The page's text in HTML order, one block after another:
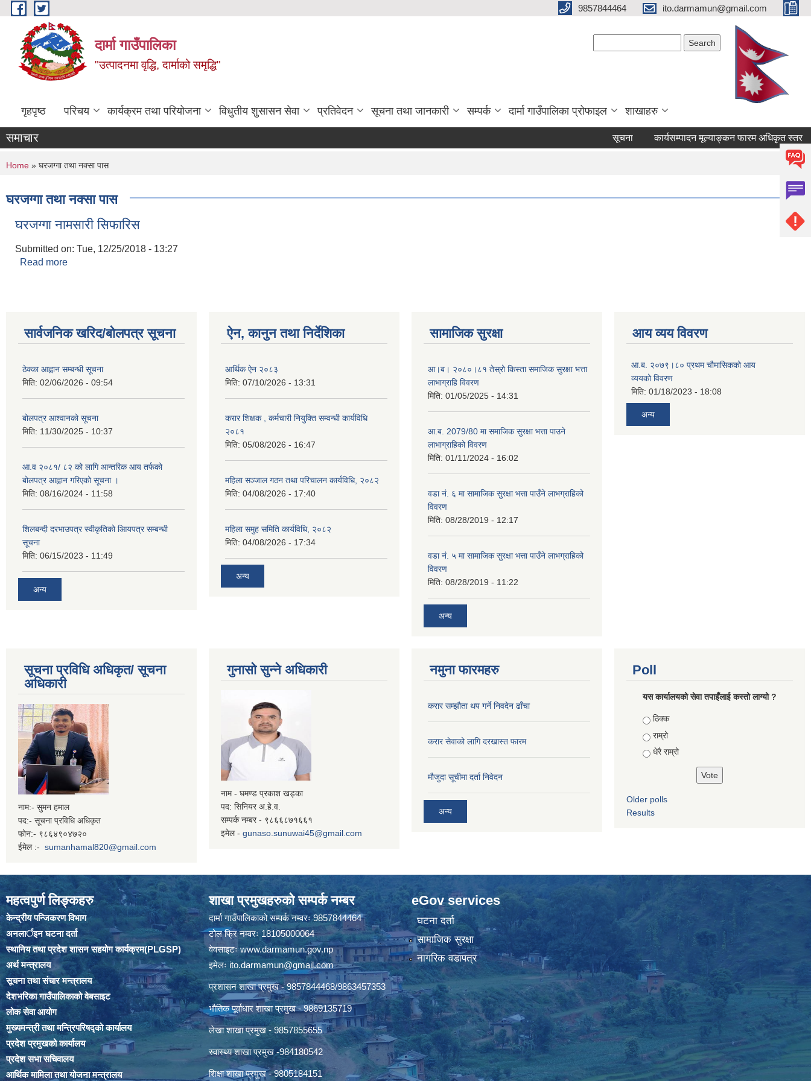
Skip to main content 9857844464 ito.darmamun@gmail.com
दार्मा गाउँपालिका
"उत्पादनमा वृद्धि, दार्माको समृद्धि"
गृहपृष्ठ परिचय कार्यक्रम तथा परियोजना विधुतीय शुसासन सेवा प्रतिवेदन सूचना तथा जानकारी सम्पर्क दार्मा गाउँपालिका प्रोफाइल शाखाहरु
समाचार कार्यसम्पादन मूल्याङ्कन फारम अधिकृत स्तर
You are here
Home » घरजग्गा तथा नक्सा पास
घरजग्गा तथा नक्सा पास
घरजग्गा नामसारी सिफारिस
Submitted on: Tue, 12/25/2018 - 13:27
Read more
सार्वजनिक खरिद/बोलपत्र सूचना
ठेक्का आह्वान सम्बन्धी सूचना
मिति: 02/06/2026 - 09:54
बोलपत्र आश्वानको सूचना
मिति: 11/30/2025 - 10:37
आ.व २०८१/ ८२ को लागि आन्तरिक आय तर्फको
बोलपत्र आह्वान गरिएको सूचना ।
मिति: 08/16/2024 - 11:58
शिलबन्दी दरभाउपत्र स्वीकृतिको आियपत्र सम्बन्धी
सूचना
मिति: 06/15/2023 - 11:49
अन्य
ऐन, कानुन तथा निर्देशिका
आर्थिक ऐन २०८३
मिति: 07/10/2026 - 13:31
करार शिक्षक , कर्मचारी नियुक्ति सम्वन्धी कार्यविधि
२०८१
मिति: 05/08/2026 - 16:47
महिला सञ्जाल गठन तथा परिचालन कार्यविधि, २०८२
मिति: 04/08/2026 - 17:40
महिला समुह समिति कार्यविधि, २०८२
मिति: 04/08/2026 - 17:34
अन्य
सामाजिक सुरक्षा
आ।ब। २०८०।८१ तेस्रो किस्ता समाजिक सुरक्षा भत्ता
लाभाग्राहि विवरण
मिति: 01/05/2025 - 14:31
आ.ब. 2079/80 मा समाजिक सुरक्षा भत्ता पाउने
लाभाग्राहिको विवरण
मिति: 01/11/2024 - 16:02
वडा नं. ६ मा सामाजिक सुरक्षा भत्ता पाउँने लाभग्राहिको
विवरण
मिति: 08/28/2019 - 12:17
वडा नं. ५ मा सामाजिक सुरक्षा भत्ता पाउँने लाभग्राहिको
विवरण
मिति: 08/28/2019 - 11:22
अन्य
आय व्यय विवरण
आ.ब. २०७९।८० प्रथम चौमासिकको आय
व्ययको विवरण
मिति: 01/18/2023 - 18:08
अन्य
सूचना प्रविधि अधिकृत/ सूचना
अधिकारी
नाम:- सुमन हमाल
पद:- सूचना प्रविधि अधिकृत
फोन:- ९८६४९०४७२०
ईमेल :- sumanhamal820@gmail.com
गुनासो सुन्ने अधिकारी
नाम - घमण्ड प्रकाश खड्का
पद: सिनियर अ.हे.व.
सम्पर्क नम्बर - ९८६६८७१६६१
इमेल - gunaso.sunuwai45@gmail.com
नमुना फारमहरु
करार सम्झौता थप गर्ने निवदेन ढाँचा
करार सेवाको लागि दरखास्त फारम
मौजुदा सूचीमा दर्ता निवेदन
अन्य
Poll
यस कार्यालयको सेवा तपाइँलाई कस्तो लाग्यो ?
Choices
ठिक्क
राम्रो
धेरै राम्रो
Older polls
Results
महत्वपुर्ण लिङ्कहरु
केन्द्रीय पन्जिकरण विभाग
अनलार्इन घटना दर्ता
स्थानिय तथा प्रदेश शासन सहयोग कार्यक्रम(PLGSP)
अर्थ मन्त्रालय
सूचना तथा संचार मन्त्रालय
देशभरिका गाउँपालिकाको वेबसाइट
लोक सेवा आयोग
मुख्यमन्त्री तथा मन्त्रिपरिषद्को कार्यालय
प्रदेश प्रमुखको कार्यालय
प्रदेश सभा सचिवालय
आर्थिक मामिला तथा योजना मन्त्रालय
शाखा प्रमुखहरुको सम्पर्क नम्बर
दार्मा गाउँपालिकाको सम्पर्क नम्वरः 9857844464
टोल फ्रि नम्वरः 18105000064
वेवसाइटःwww.darmamun.gov.np
इमेलः ito.darmamun@gmail.com
प्रशासन शाखा प्रमुख - 9857844468/9863457353
भौतिक पूर्वाधार शाखा प्रमुख - 9869135719
लेखा शाखा प्रमुख - 9857855655
स्वास्थ्य शाखा प्रमुख -984180542
शिक्षा शाखा प्रमुख - 9805184151
eGov services
घटना दर्ता
सामाजिक सुरक्षा
नागरिक वडापत्र